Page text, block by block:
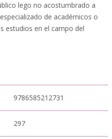
lego no acostumbrado a
de académicos o
estudios en el campo del
9786585212731
297